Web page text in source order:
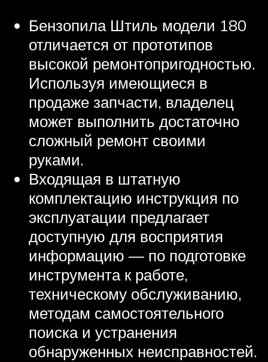
Бензопила Штиль модели 180
отличается от прототипов
высокой ремонтопригодностью.
Используя имеющиеся в
продаже запчасти, владелец
может выполнить достаточно
сложный ремонт своими
руками.
Входящая в штатную
комплектацию инструкция по
эксплуатации предлагает
доступную для восприятия
информацию — по подготовке
инструмента к работе,
техническому обслуживанию,
методам самостоятельного
поиска и устранения
обнаруженных неисправностей.